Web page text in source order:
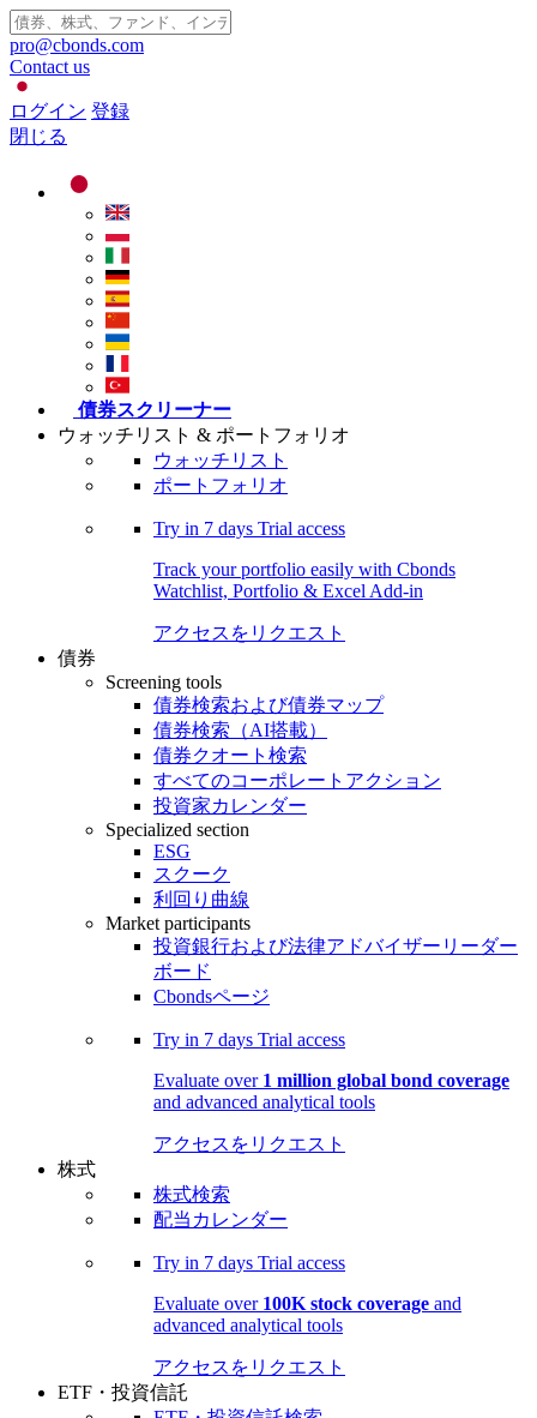
pro@cbonds.com
Contact us
ログイン 登録
閉じる
債券スクリーナー
ウォッチリスト & ポートフォリオ
ウォッチリスト
ポートフォリオ
Try in 7 days Trial access
Track your portfolio easily with Cbonds
Watchlist, Portfolio & Excel Add-in
アクセスをリクエスト
債券
Screening tools
債券検索および債券マップ
債券検索（AI搭載）
債券クオート検索
すべてのコーポレートアクション
投資家カレンダー
Specialized section
ESG
スクーク
利回り曲線
Market participants
投資銀行および法律アドバイザーリーダー
ボード
Cbondsページ
Try in 7 days Trial access
Evaluate over 1 million global bond coverage
and advanced analytical tools
アクセスをリクエスト
株式
株式検索
配当カレンダー
Try in 7 days Trial access
Evaluate over 100K stock coverage and
advanced analytical tools
アクセスをリクエスト
ETF・投資信託